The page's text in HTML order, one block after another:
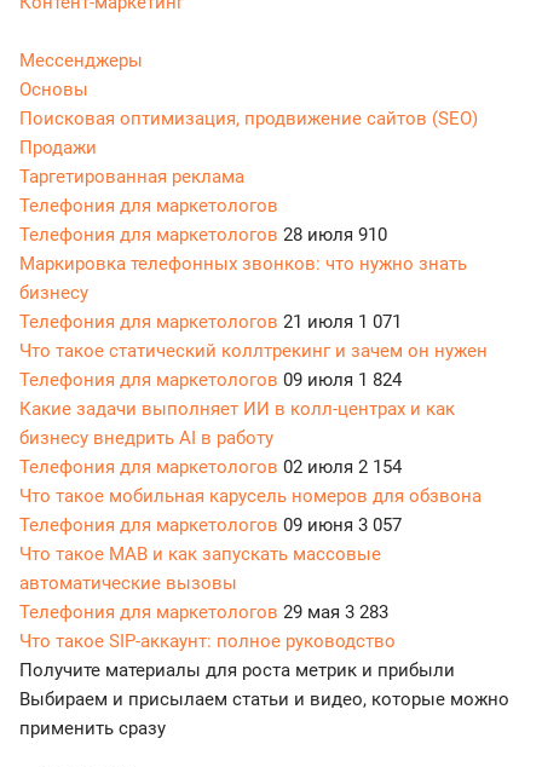
Мессенджеры
Основы
Поисковая оптимизация, продвижение сайтов (SEO)
Продажи
Таргетированная реклама
Телефония для маркетологов
Телефония для маркетологов 28 июля 910
Маркировка телефонных звонков: что нужно знать
бизнесу
Телефония для маркетологов 21 июля 1 071
Что такое статический коллтрекинг и зачем он нужен
Телефония для маркетологов 09 июля 1 824
Какие задачи выполняет ИИ в колл-центрах и как
бизнесу внедрить AI в работу
Телефония для маркетологов 02 июля 2 154
Что такое мобильная карусель номеров для обзвона
Телефония для маркетологов 09 июня 3 057
Что такое МАВ и как запускать массовые
автоматические вызовы
Телефония для маркетологов 29 мая 3 283
Что такое SIP-аккаунт: полное руководство
Получите материалы для роста метрик и прибыли
Выбираем и присылаем статьи и видео, которые можно
применить сразу